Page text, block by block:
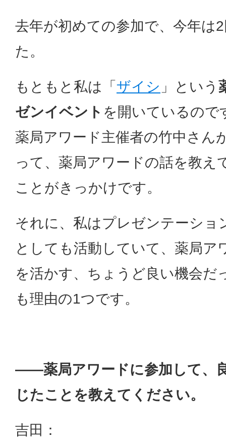
去年が初めての参加で、今年は
た。
もともと私は「 ザイシ 」という
ゼンイベント を開いているので
薬局アワード主催者の竹中さん
って、薬局アワードの話を教え
ことがきっかけです。
それに、私はプレゼンテーショ
としても活動していて、薬局ア
を活かす、ちょうど良い機会だ
も理由の1つです。
——薬局アワードに参加して、
じたことを教えてください。
吉田：